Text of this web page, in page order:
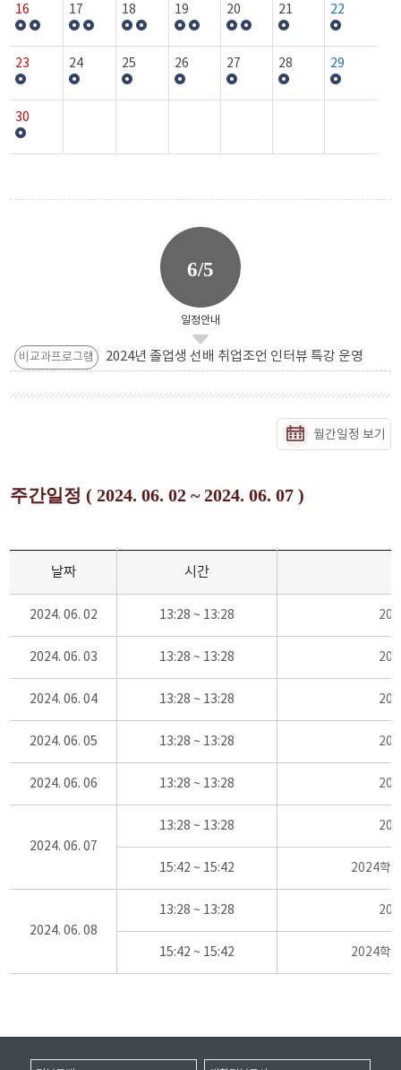
16 17 18 19 20 21 22
23 24 25 26 27 28 29
30
6/5
일정안내
비교과프로그램 2024년 졸업생 선배 취업조언 인터뷰 특강 운영
월간일정 보기
주간일정 ( 2024. 06. 02 ~ 2024. 06. 07 )
날짜 시간
2024. 06. 02 13:28 ~ 13:28
2024. 06. 03 13:28 ~ 13:28
2024. 06. 04 13:28 ~ 13:28
2024. 06. 05 13:28 ~ 13:28
2024. 06. 06 13:28 ~ 13:28
2024. 06. 07
13:28 ~ 13:28
15:42 ~ 15:42 2024학
2024. 06. 08
13:28 ~ 13:28
15:42 ~ 15:42 2024학